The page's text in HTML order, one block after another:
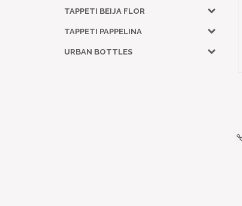
TAPPETI BEIJA FLOR
TAPPETI PAPPELINA
URBAN BOTTLES